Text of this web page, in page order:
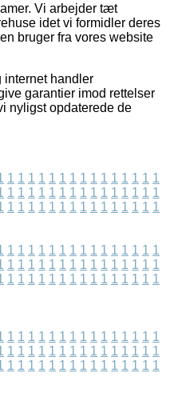
Vi arbejder tæt
idet vi formidler deres
bruger fra vores website
internet handler
garantier imod rettelser
nyligst opdaterede de
1 1 1 1 1 1 1 1 1 1 1 1 1 1 1
1 1 1 1 1 1 1 1 1 1 1 1 1 1 1
1 1 1 1 1 1 1 1 1 1 1 1 1 1 1
1 1 1 1 1 1 1 1 1 1 1 1 1 1 1
1 1 1 1 1 1 1 1 1 1 1 1 1 1 1
1 1 1 1 1 1 1 1 1 1 1 1 1 1 1
1 1 1 1 1 1 1 1 1 1 1 1 1 1 1
1 1 1 1 1 1 1 1 1 1 1 1 1 1 1
1 1 1 1 1 1 1 1 1 1 1 1 1 1 1